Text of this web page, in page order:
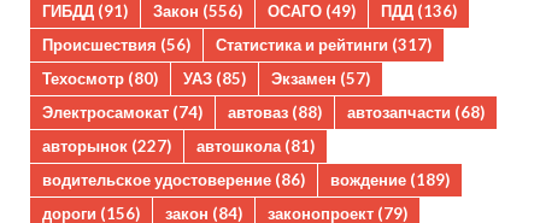
ГИБДД (91) Закон (556) ОСАГО (49) ПДД (136)
Происшествия (56) Статистика и рейтинги (317)
Техосмотр (80) УАЗ (85) Экзамен (57)
Электросамокат (74) автоваз (88) автозапчасти (68)
авторынок (227) автошкола(81)
водительское удостоверение (86) вождение (189)
дороги (156) закон (84) законопроект (79)